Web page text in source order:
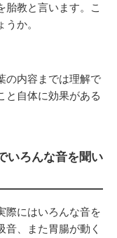
胎教と言います。こ
か。
の内容までは理解で
と自体に効果がある
いろんな音を聞い
際にはいろんな音を
音、また胃腸が動く